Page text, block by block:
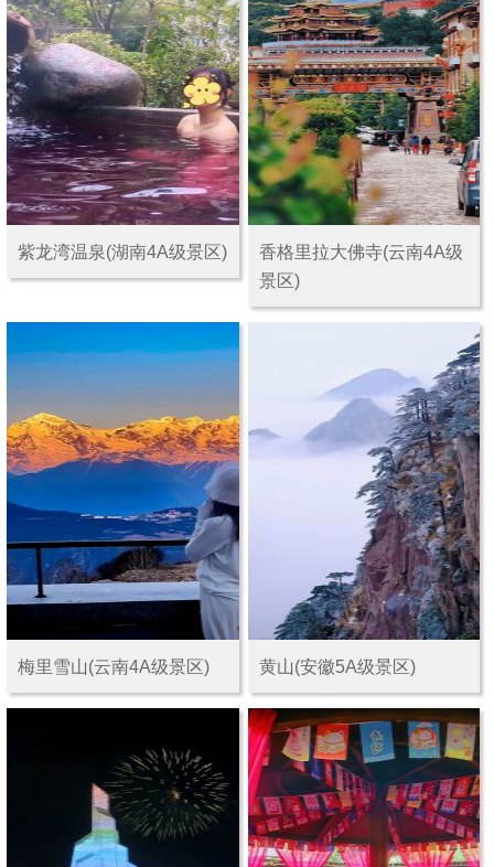
紫龙湾温泉(湖南4A级景区)
香格里拉大佛寺(云南4A级
景区)
梅里雪山(云南4A级景区) 黄山(安徽5A级景区)